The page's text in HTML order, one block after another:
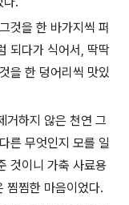
것을 한 바가지씩 퍼
되다가 식어서, 딱딱
을 한 덩어리씩 맛있
거하지 않은 천연 그
른 무엇인지 모를 일
것이니 가축 사료용
찜찜한 마음이었다.